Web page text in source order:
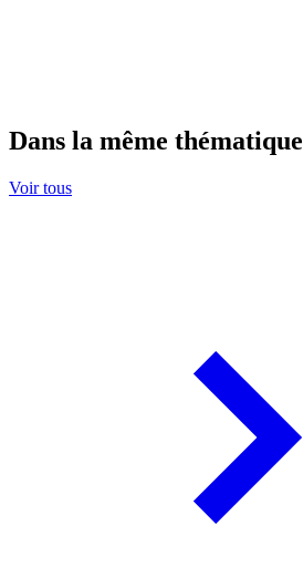
Dans la même thématique
Voir tous